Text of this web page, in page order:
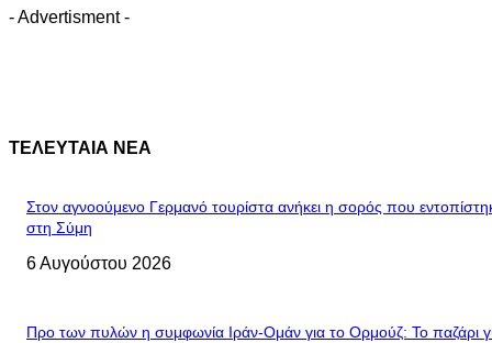
- Advertisment -
ΤΕΛΕΥΤΑΙΑ ΝΕΑ
Στον αγνοούμενο Γερμανό τουρίστα ανήκει η σορός που
στη Σύμη
6 Αυγούστου 2026
Προ των πυλών η συμφωνία Ιράν-Ομάν για το Ορμούζ: Το παζάρι